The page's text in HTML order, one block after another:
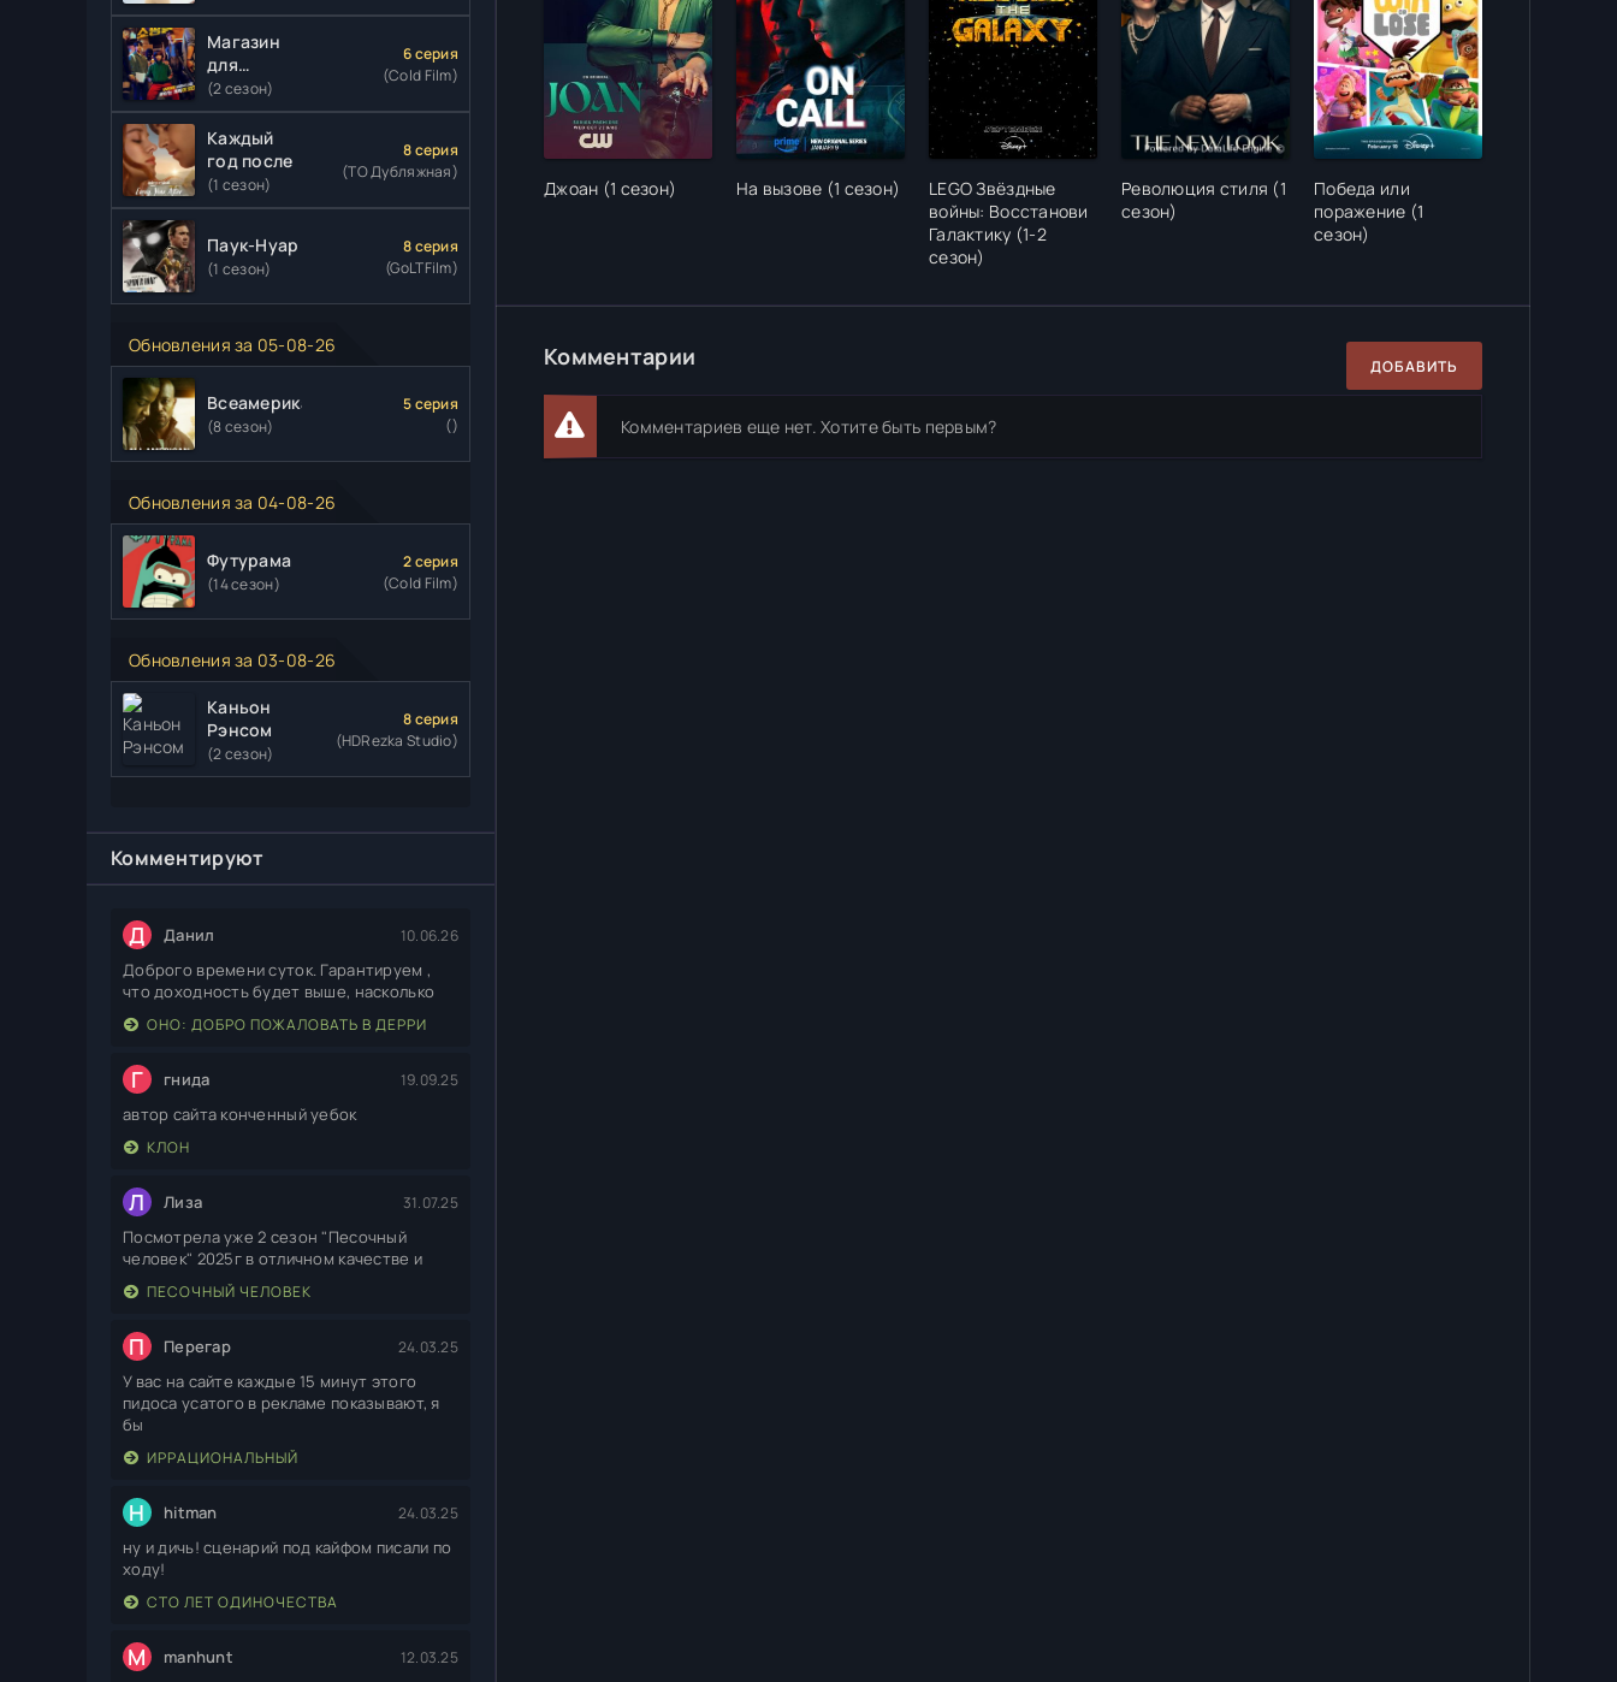
Магазин
для
киллеров
(2 сезон)
6 серия
(Cold Film)
Каждый
год после
(1 сезон)
8 серия
(ТО Дубляжная)
Паук-Нуар
(1 сезон)
8 серия
(GoLTFilm)
Обновления за 05-08-26
Всеамериканский
(8 сезон)
5 серия
()
Обновления за 04-08-26
Футурама
(14 сезон)
2 серия
(Cold Film)
Обновления за 03-08-26
Каньон
Рэнсом
(2 сезон)
8 серия
(HDRezka Studio)
Комментируют
Д Данил 10.06.26
Доброго времени суток. Гарантируем ,
что доходность будет выше, насколько
ОНО: ДОБРО ПОЖАЛОВАТЬ В ДЕРРИ
Г гнида 19.09.25
автор сайта конченный уебок
КЛОН
Л Лиза 31.07.25
Посмотрела уже 2 сезон "Песочный
человек" 2025г в отличном качестве и
ПЕСОЧНЫЙ ЧЕЛОВЕК
П Перегар 24.03.25
У вас на сайте каждые 15 минут этого
пидоса усатого в рекламе показывают, я
бы
ИРРАЦИОНАЛЬНЫЙ
H hitman 24.03.25
ну и дичь! сценарий под кайфом писали по
ходу!
СТО ЛЕТ ОДИНОЧЕСТВА
M manhunt 12.03.25
Джоан (1 сезон) На вызове (1 сезон)
LEGO Звёздные
войны: Восстанови
Галактику (1-2
сезон)
Революция стиля (1
сезон)
Победа или
поражение (1
сезон)
Комментарии ДОБАВИТЬ
Комментариев еще нет. Хотите быть первым?